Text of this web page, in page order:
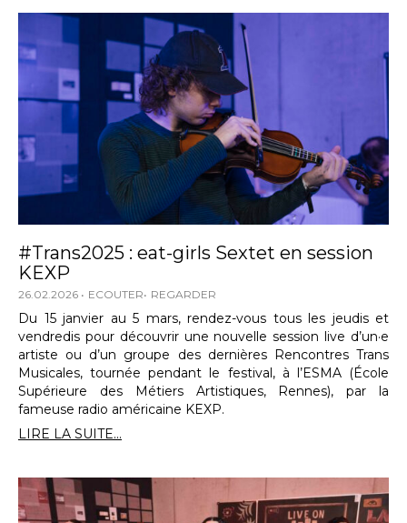
#Trans2025 : eat-girls Sextet en session
KEXP
26.02.2026 ECOUTER REGARDER
Du 15 janvier au 5 mars, rendez-vous tous les jeudis et
vendredis pour découvrir une nouvelle session live d’un·e
artiste ou d’un groupe des dernières Rencontres Trans
Musicales, tournée pendant le festival, à l’ESMA (École
Supérieure des Métiers Artistiques, Rennes), par la
fameuse radio américaine KEXP.
LIRE LA SUITE...